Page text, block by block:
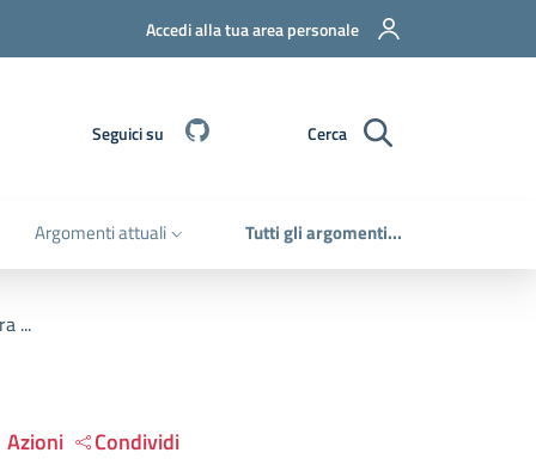
Accedi alla tua area personale
Seguici su Cerca
Argomenti attuali Tutti gli argomenti...
...
Azioni
Condividi